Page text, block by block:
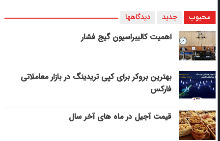
محبوب جدید دیدگاهها
اهمیت کالیبراسیون گیج فشار
بهترین بروکر برای کپی‌ تریدینگ در بازار معاملاتی
فارکس
قیمت آجیل در ماه های آخر سال